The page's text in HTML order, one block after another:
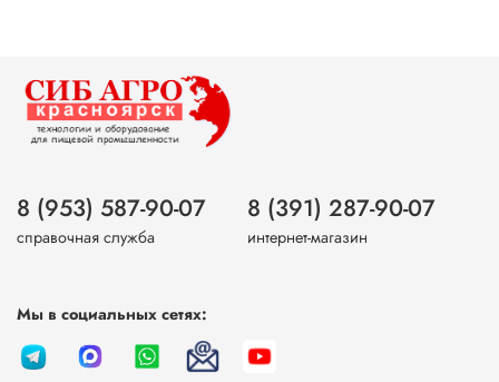
8 (953) 587-90-07
справочная служба
8 (391) 287-90-07
интернет-магазин
Мы в социальных сетях: